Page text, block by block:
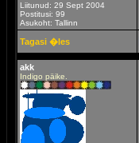
Liitunud: 29 Sept 2004
Postitusi: 99
Asukoht: Tallinn
Tagasi �les
akk
Indigo päike.